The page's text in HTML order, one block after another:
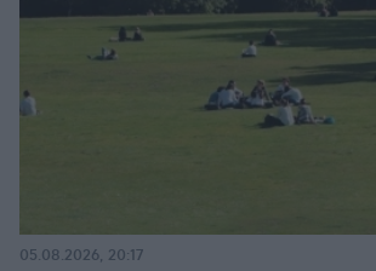
05.08.2026, 20:17